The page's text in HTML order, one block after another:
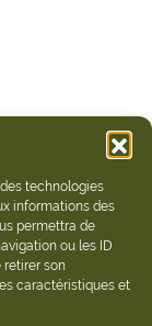
technologies
informations des
permettra de
ou les ID
retirer son
caractéristiques et